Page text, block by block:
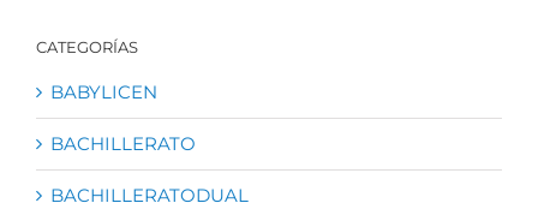
CATEGORÍAS
BABYLICEN
BACHILLERATO
BACHILLERATODUAL